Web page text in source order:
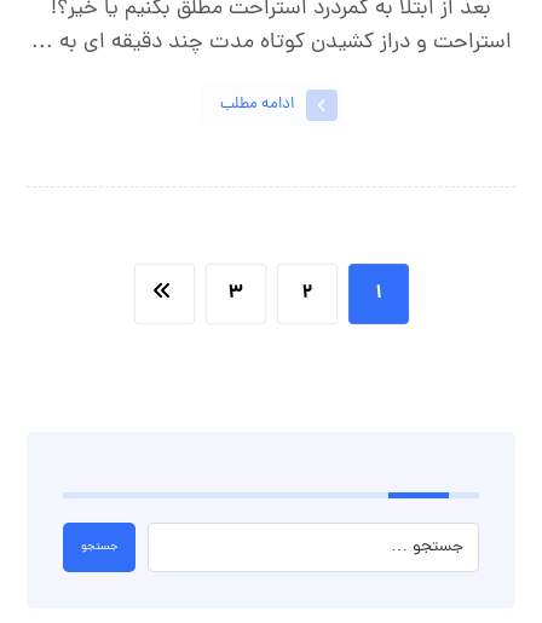
بعد از ابتلا به کمردرد استراحت مطلق بکنیم یا خیر؟!
استراحت و دراز کشیدن کوتاه مدت چند دقیقه ای به ...
ادامه مطلب
۱ ۲ ۳
جستجو